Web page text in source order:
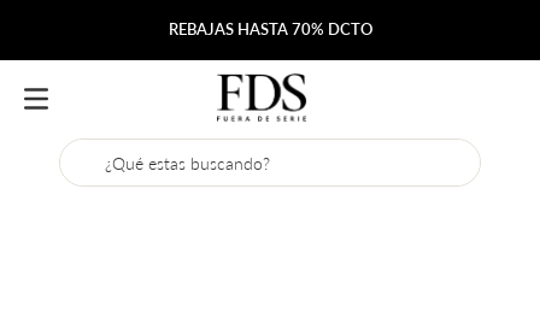
Envío gratis desde $200.000
¿Qué estas buscando?